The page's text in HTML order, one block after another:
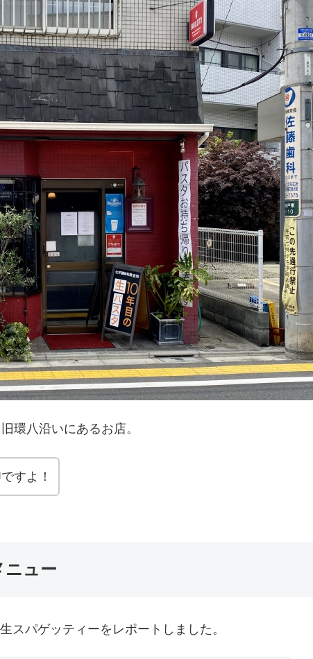
環八沿いにあるお店。
すよ！
ニュー
スパゲッティーをレポートしました。